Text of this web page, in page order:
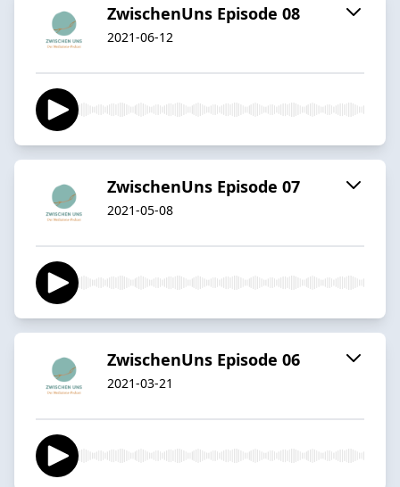
ZwischenUns Episode 08
2021-06-12
ZwischenUns Episode 07
2021-05-08
ZwischenUns Episode 06
2021-03-21